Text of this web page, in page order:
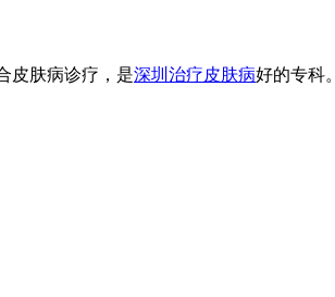
皮肤病诊疗，是深圳治疗皮肤病好的专科。